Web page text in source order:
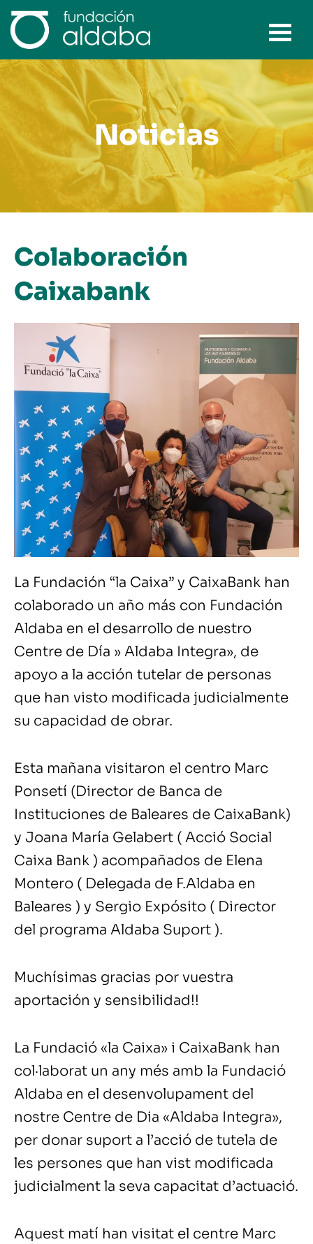
contenido
Noticias
Colaboración
Caixabank
La Fundación “la Caixa” y CaixaBank han
colaborado un año más con Fundación
Aldaba en el desarrollo de nuestro
Centre de Día » Aldaba Integra», de
apoyo a la acción tutelar de personas
que han visto modificada judicialmente
su capacidad de obrar.
Esta mañana visitaron el centro Marc
Ponsetí (Director de Banca de
Instituciones de Baleares de CaixaBank)
y Joana María Gelabert ( Acció Social
Caixa Bank ) acompañados de Elena
Montero ( Delegada de F.Aldaba en
Baleares ) y Sergio Expósito ( Director
del programa Aldaba Suport ).
Muchísimas gracias por vuestra
aportación y sensibilidad!!
La Fundació «la Caixa» i CaixaBank han
col·laborat un any més amb la Fundació
Aldaba en el desenvolupament del
nostre Centre de Dia «Aldaba Integra»,
per donar suport a l’acció de tutela de
les persones que han vist modificada
judicialment la seva capacitat d’actuació.
Aquest matí han visitat el centre Marc